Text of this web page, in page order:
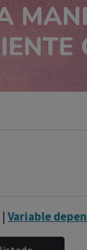
| Variable